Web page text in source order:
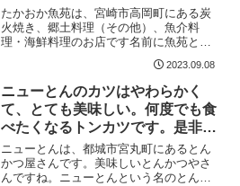
たいお店です。おすすめ
たかおか魚苑は、宮崎市高岡町にある炭
火焼き、郷土料理（その他）、魚介料
理・海鮮料理のお店です名前に魚苑とあ
るように、鮎等、魚が食べれるようです
が、私は、肉しか食べたことがありませ
ん。炭火で焼く宮崎牛は美味しいです。
ロケーションも最高ですよ♪...
2023.09.08
ニューとんのカツはやわらかく
て、とても美味しい。何度でも食
べたくなるトンカツです。是非一
度食べてみてください！
ニューとんは、都城市宮丸町にあるとん
かつ屋さんです。美味しいとんかつやさ
んですね。ニューとんという名のとんか